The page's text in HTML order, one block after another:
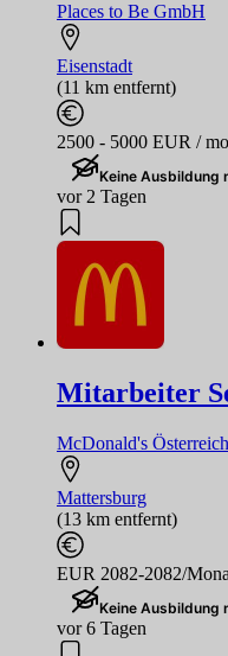
Places to Be GmbH
Eisenstadt
(11 km entfernt)
2500 - 5000 EUR /
Keine Ausbildung
vor 2 Tagen
Mitarbeiter
McDonald's Österreich
Mattersburg
(13 km entfernt)
EUR 2082-2082/
Keine Ausbildung
vor 6 Tagen